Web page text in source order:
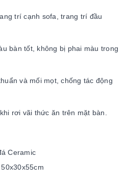
trí cạnh sofa, trang trí đầu
bàn tốt, không bị phai màu trong
và mối mọt, chống tác động
rơi vãi thức ăn trên mặt bàn.
Ceramic